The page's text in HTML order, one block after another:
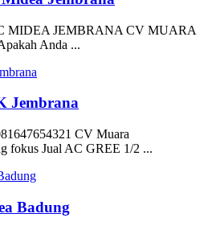
MIDEA JEMBRANA CV MUARA
Anda ...
Jembrana
CV Muara
fokus Jual AC GREE 1/2 ...
Badung